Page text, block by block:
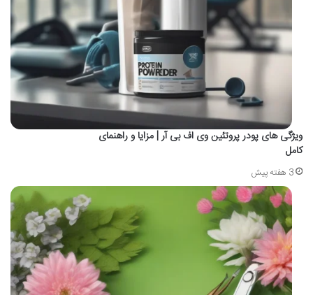
ویژگی های پودر پروتئین وی اف بی آر | مزایا و راهنمای
کامل
3 هفته پیش